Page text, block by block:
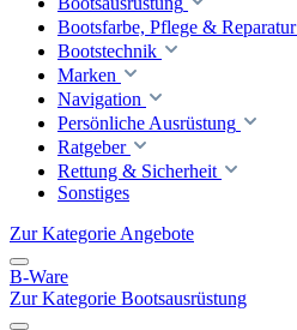
Bootsfarbe, Pflege & Reparatur
Bootstechnik
Marken
Navigation
Persönliche Ausrüstung
Ratgeber
Rettung & Sicherheit
Sonstiges
Zur Kategorie Angebote
B-Ware
Zur Kategorie Bootsausrüstung